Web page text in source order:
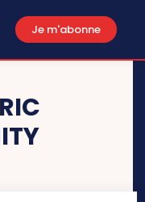
Je m'abonne